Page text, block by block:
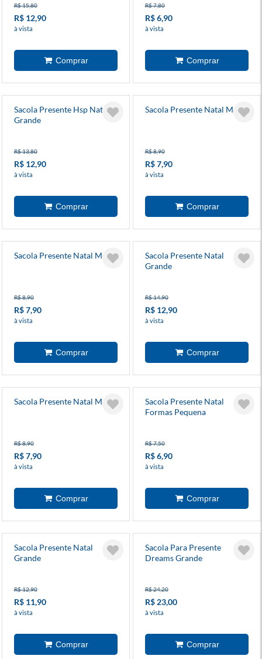
R$ 15,80
R$ 12,90
à vista
R$ 7,80
R$ 6,90
à vista
Sacola Presente Hsp Natal
Grande
R$ 13,80
R$ 12,90
à vista
Sacola Presente Natal Média
R$ 8,90
R$ 7,90
à vista
Sacola Presente Natal Média
R$ 8,90
R$ 7,90
à vista
Sacola Presente Natal
Grande
R$ 14,90
R$ 12,90
à vista
Sacola Presente Natal Média
R$ 8,90
R$ 7,90
à vista
Sacola Presente Natal
Formas Pequena
R$ 7,50
R$ 6,90
à vista
Sacola Presente Natal
Grande
R$ 12,90
R$ 11,90
à vista
Sacola Para Presente
Dreams Grande
R$ 24,20
R$ 23,00
à vista